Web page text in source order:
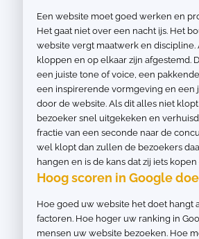
Een website moet goed werken en
Het gaat niet over een nacht ijs. Het
website vergt maatwerk en discipline.
kloppen en op elkaar zijn afgestemd.
een juiste tone of voice, een
een inspirerende vormgeving en een
door de website. Als dit alles niet
bezoeker snel uitgekeken en
fractie van een seconde naar de
wel klopt dan zullen de bezoekers
hangen en is de kans dat zij iets
Hoog scoren in Google
Hoe goed uw website het doet hangt
factoren. Hoe hoger uw ranking in
mensen uw website bezoeken. Hoe